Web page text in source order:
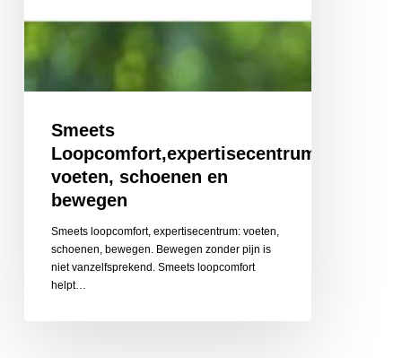
Smeets
Loopcomfort,expertisecentrum:
voeten, schoenen en
bewegen
Smeets loopcomfort, expertisecentrum: voeten,
schoenen, bewegen. Bewegen zonder pijn is
niet vanzelfsprekend. Smeets loopcomfort
helpt…